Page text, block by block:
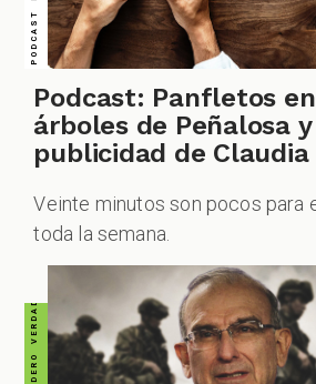
Podcast: Panfletos
árboles de Peñalosa
publicidad de Claudia
Veinte minutos son pocos para
toda la semana.
VERDADERO VERDADERO VERDADERO VERDADERO VERDADERO VERDADERO VERDADERO